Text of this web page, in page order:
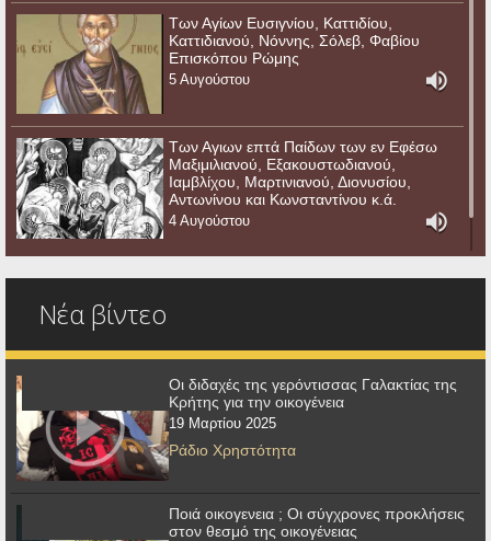
Των Αγίων Ευσιγνίου, Καττιδίου,
Καττιδιανού, Νόννης, Σόλεβ, Φαβίου
Επισκόπου Ρώμης
5 Αυγούστου
Των Αγιων επτά Παίδων των εν Εφέσω
Μαξιμιλιανού, Εξακουστωδιανού,
Ιαμβλίχου, Μαρτινιανού, Διονυσίου,
Αντωνίνου και Κωνσταντίνου κ.ά.
4 Αυγούστου
Νέα βίντεο
Οι διδαχές της γερόντισσας Γαλακτίας της
Κρήτης για την οικογένεια
19 Μαρτίου 2025
Ράδιο Χρηστότητα
Ποιά οικογενεια ; Οι σύγχρονες προκλήσεις
στον θεσμό της οικογένειας